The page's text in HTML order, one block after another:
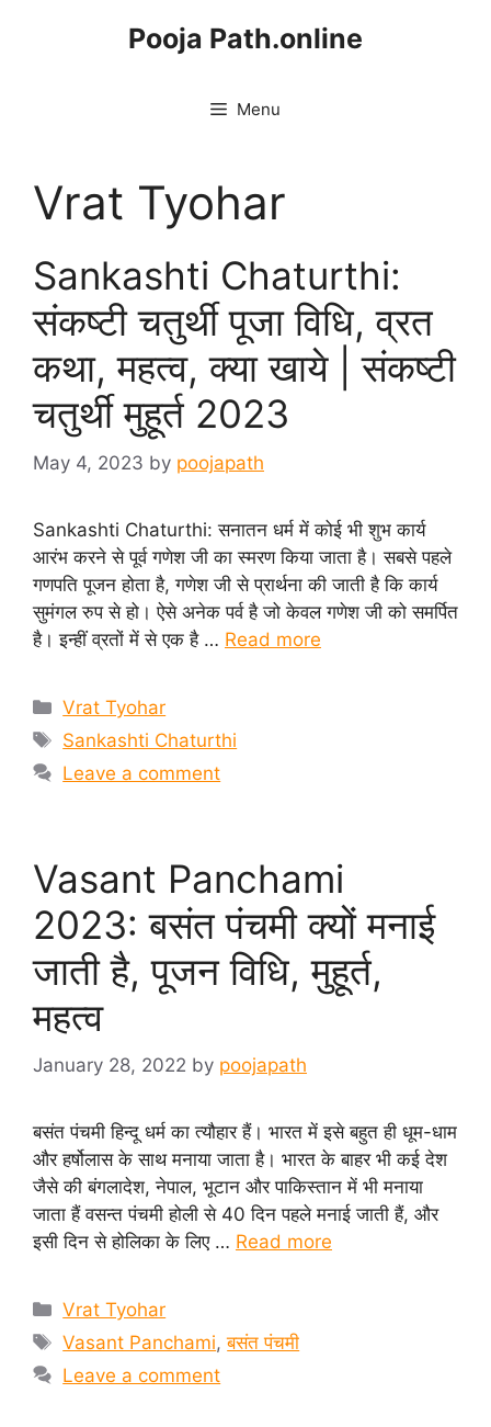
Pooja Path.online
Menu
Vrat Tyohar
Sankashti Chaturthi:
संकष्टी चतुर्थी पूजा विधि, व्रत
कथा, महत्व, क्या खाये | संकष्टी
चतुर्थी मुहूर्त 2023
May 4, 2023 by poojapath
Sankashti Chaturthi: सनातन धर्म में कोई भी शुभ कार्य
आरंभ करने से पूर्व गणेश जी का स्मरण किया जाता है। सबसे पहले
गणपति पूजन होता है, गणेश जी से प्रार्थना की जाती है कि कार्य
सुमंगल रुप से हो। ऐसे अनेक पर्व है जो केवल गणेश जी को समर्पित
है। इन्हीं व्रतों में से एक है … Read more
Categories
Vrat Tyohar
Tags
Sankashti Chaturthi
Leave a comment
Vasant Panchami
2023: बसंत पंचमी क्यों मनाई
जाती है, पूजन विधि, मुहूर्त,
महत्व
January 28, 2022 by poojapath
बसंत पंचमी हिन्दू धर्म का त्यौहार हैं। भारत में इसे बहुत ही धूम-धाम
और हर्षोलास के साथ मनाया जाता है। भारत के बाहर भी कई देश
जैसे की बंगलादेश, नेपाल, भूटान और पाकिस्तान में भी मनाया
जाता हैं वसन्त पंचमी होली से 40 दिन पहले मनाई जाती हैं, और
इसी दिन से होलिका के लिए … Read more
Categories
Vrat Tyohar
Tags
Vasant Panchami,बसंत पंचमी
Leave a comment